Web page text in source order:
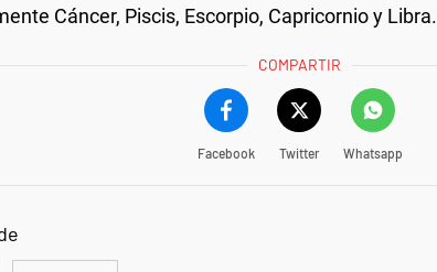
Cáncer, Piscis, Escorpio, Capricornio y Libra.
COMPARTIR
Facebook Twitter Whatsapp